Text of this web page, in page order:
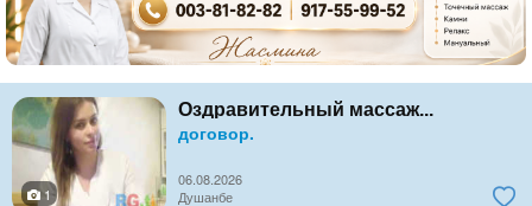
Оздравительный массаж...
договор.
06.08.2026
1
Душанбе